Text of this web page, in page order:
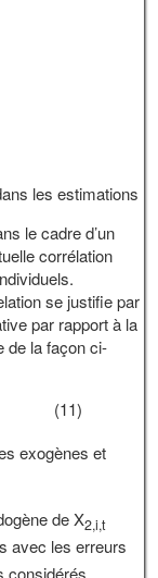
les estimations
le cadre d’un
corrélation
se justifie par
par rapport à la
de la façon ci-
exogènes et
de X2,i,t
avec les erreurs
considérés